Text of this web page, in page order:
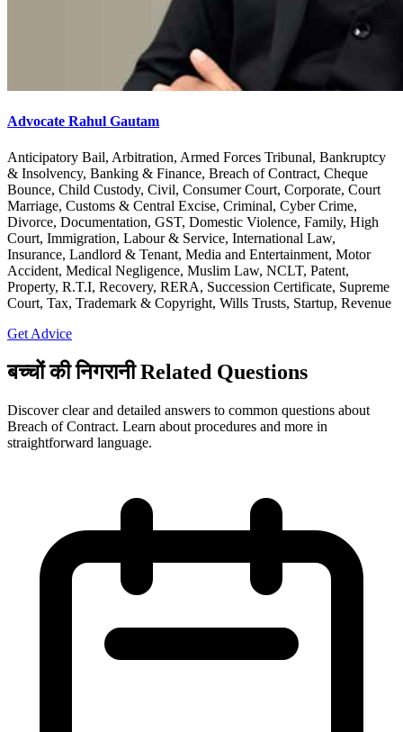
Advocate Rahul Gautam
Anticipatory Bail, Arbitration, Armed Forces Tribunal, Bankruptcy
& Insolvency, Banking & Finance, Breach of Contract, Cheque
Bounce, Child Custody, Civil, Consumer Court, Corporate, Court
Marriage, Customs & Central Excise, Criminal, Cyber Crime,
Divorce, Documentation, GST, Domestic Violence, Family, High
Court, Immigration, Labour & Service, International Law,
Insurance, Landlord & Tenant, Media and Entertainment, Motor
Accident, Medical Negligence, Muslim Law, NCLT, Patent,
Property, R.T.I, Recovery, RERA, Succession Certificate, Supreme
Court, Tax, Trademark & Copyright, Wills Trusts, Startup, Revenue
Get Advice
बच्चों की निगरानी Related Questions
Discover clear and detailed answers to common questions about
Breach of Contract. Learn about procedures and more in
straightforward language.